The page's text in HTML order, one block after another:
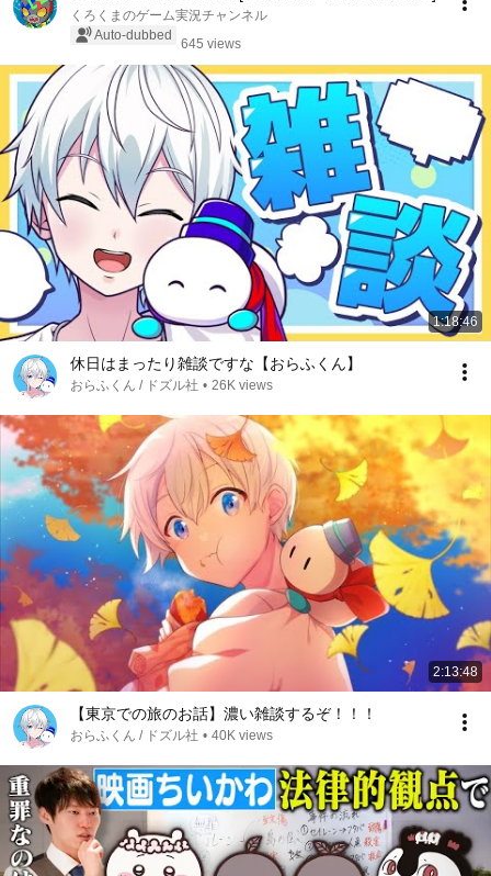
くろくまのゲーム実況チャンネル
Auto-dubbed
645 views
1:18:46
休日はまったり雑談ですな【おらふくん】
おらふくん / ドズル社 • 26K views
2:13:48
【東京での旅のお話】濃い雑談するぞ！！！
おらふくん / ドズル社 • 40K views